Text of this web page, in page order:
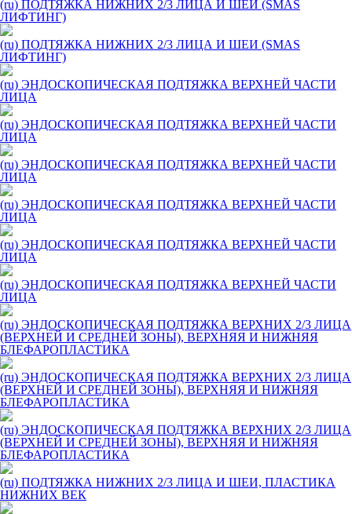
(ru) ПОДТЯЖКА НИЖНИХ 2/3 ЛИЦА И ШЕИ (SMAS
ЛИФТИНГ)
(ru) ПОДТЯЖКА НИЖНИХ 2/3 ЛИЦА И ШЕИ (SMAS
ЛИФТИНГ)
(ru) ЭНДОСКОПИЧЕСКАЯ ПОДТЯЖКА ВЕРХНЕЙ ЧАСТИ
ЛИЦА
(ru) ЭНДОСКОПИЧЕСКАЯ ПОДТЯЖКА ВЕРХНЕЙ ЧАСТИ
ЛИЦА
(ru) ЭНДОСКОПИЧЕСКАЯ ПОДТЯЖКА ВЕРХНЕЙ ЧАСТИ
ЛИЦА
(ru) ЭНДОСКОПИЧЕСКАЯ ПОДТЯЖКА ВЕРХНЕЙ ЧАСТИ
ЛИЦА
(ru) ЭНДОСКОПИЧЕСКАЯ ПОДТЯЖКА ВЕРХНЕЙ ЧАСТИ
ЛИЦА
(ru) ЭНДОСКОПИЧЕСКАЯ ПОДТЯЖКА ВЕРХНЕЙ ЧАСТИ
ЛИЦА
(ru) ЭНДОСКОПИЧЕСКАЯ ПОДТЯЖКА ВЕРХНИХ 2/3 ЛИЦА
(ВЕРХНЕЙ И СРЕДНЕЙ ЗОНЫ), ВЕРХНЯЯ И НИЖНЯЯ
БЛЕФАРОПЛАСТИКА
(ru) ЭНДОСКОПИЧЕСКАЯ ПОДТЯЖКА ВЕРХНИХ 2/3 ЛИЦА
(ВЕРХНЕЙ И СРЕДНЕЙ ЗОНЫ), ВЕРХНЯЯ И НИЖНЯЯ
БЛЕФАРОПЛАСТИКА
(ru) ЭНДОСКОПИЧЕСКАЯ ПОДТЯЖКА ВЕРХНИХ 2/3 ЛИЦА
(ВЕРХНЕЙ И СРЕДНЕЙ ЗОНЫ), ВЕРХНЯЯ И НИЖНЯЯ
БЛЕФАРОПЛАСТИКА
(ru) ПОДТЯЖКА НИЖНИХ 2/3 ЛИЦА И ШЕИ, ПЛАСТИКА
НИЖНИХ ВЕК